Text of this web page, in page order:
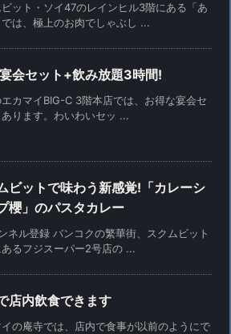
ット・ソイ47のレインヒル3階にある「あ
では、極上のお肉でしゃぶし ...
会セット+飲み放題3時間!
カマイBIG-C 3階本店では、お得な宴会セ
あります。わいわいセッ ...
ビットで味わう新感覚!「カレーシ
櫻」のパスタカレー
ネル登録 バンコクの繁華街、スクムビット
るフジスーパー2号店の ...
店内飲食できます
の庵寺では、店内で食事が以前のようにで